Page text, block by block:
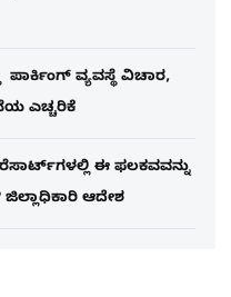
ಪಾರ್ಕಿಂಗ್​ ವ್ಯವಸ್ಥೆ ವಿಚಾರ,
ಎಚ್ಚರಿಕೆ
ಈ ಫಲಕವವನ್ನು
ಆದೇಶ